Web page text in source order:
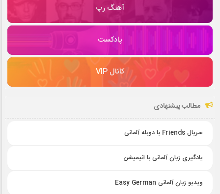
آهنگ رپ
پادکست
کانال VIP
مطالب پیشنهادی
سریال Friends با دوبله آلمانی
یادگیری زبان آلمانی با انیمیشن
ویدیو زبان آلمانی Easy German